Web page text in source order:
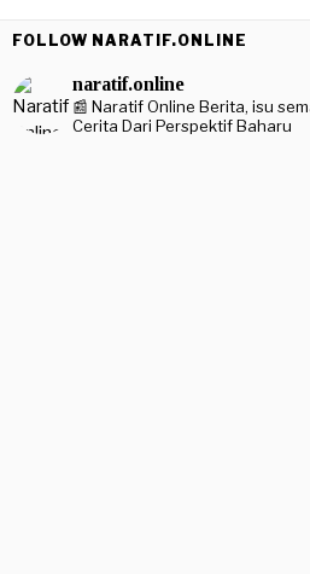
FOLLOW NARATIF.ONLINE
naratif.online
📰 Naratif Online Berita, isu
Cerita Dari Perspektif Baharu